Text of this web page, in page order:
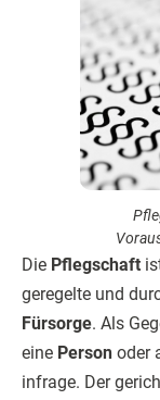
Die Pflegschaft
geregelte und
Fürsorge. Als
eine Person oder
infrage. Der